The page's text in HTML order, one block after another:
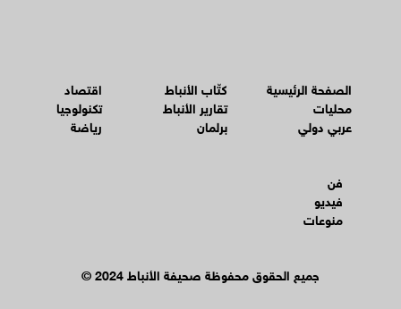
الصفحة الرئيسية
محليات
عربي دولي
كتّاب الأنباط
تقارير الأنباط
برلمان
اقتصاد
تكنولوجيا
رياضة
فن
فيديو
منوعات
© جميع الحقوق محفوظة صحيفة الأنباط 2024